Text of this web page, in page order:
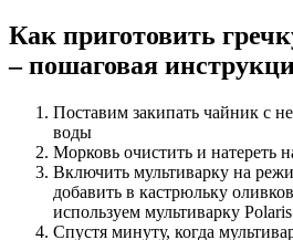
Как приготовить
– пошаговая
Поставим закипать чайник с
воды
Морковь очистить и натереть
Включить мультиварку на
добавить в кастрюльку
используем мультиварку
Спустя минуту, когда